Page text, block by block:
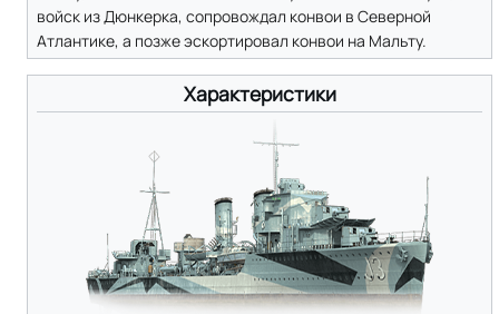
войск из Дюнкерка, сопровождал конвои в Северной
Атлантике, а позже эскортировал конвои на Мальту.
Характеристики